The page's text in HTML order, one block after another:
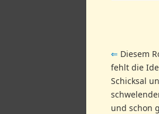
⇐ Diesem
fehlt die
Schicksal
und schon